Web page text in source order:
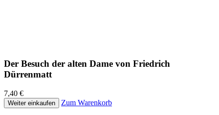
Der Besuch der alten Dame von Friedrich
Dürrenmatt
7,40 €
Weiter einkaufen Zum Warenkorb